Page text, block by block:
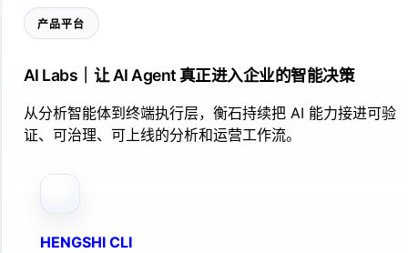
产品平台
AI Labs｜让 AI Agent 真正进入企业的智能决策
从分析智能体到终端执行层，衡石持续把 AI 能力接进可验
证、可治理、可上线的分析和运营工作流。
HENGSHI CLI